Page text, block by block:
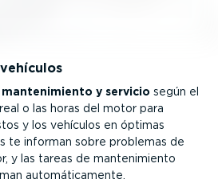
y servicio según el
o las horas del motor para
y los vehículos en óptimas
te informan sobre problemas de
y las tareas de mante­ni­miento
automá­ti­ca­mente.